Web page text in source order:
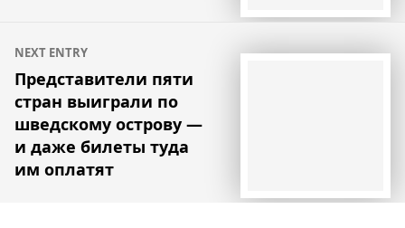
NEXT ENTRY
Представители пяти
стран выиграли по
шведскому острову —
и даже билеты туда
им оплатят